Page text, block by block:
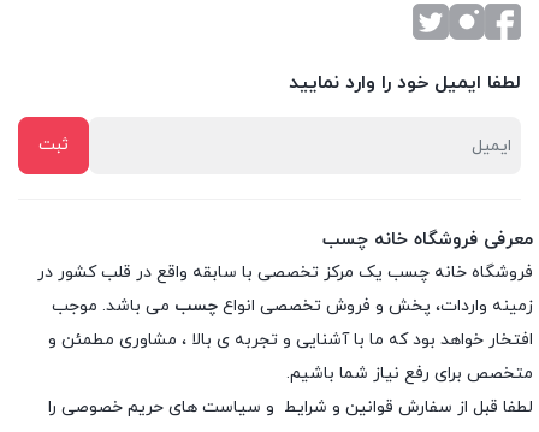
لطفا ایمیل خود را وارد نمایید
معرفی فروشگاه خانه چسب
فروشگاه خانه چسب یک مرکز تخصصی با سابقه واقع در قلب کشور در
زمینه واردات، پخش و فروش تخصصی انواع چسب می باشد. موجب
افتخار خواهد بود که ما با آشنایی و تجربه ی بالا ، مشاوری مطمئن و
متخصص برای رفع نیاز شما باشیم.
لطفا قبل از سفارش قوانین و شرایط و سیاست های حریم خصوصی را